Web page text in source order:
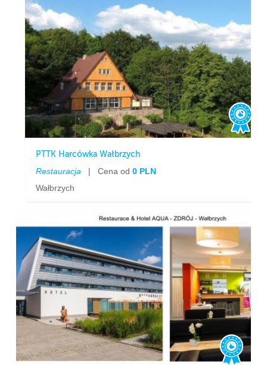
PTTK Harcówka Wałbrzych
Restauracja | Cena od0 PLN
Wałbrzych